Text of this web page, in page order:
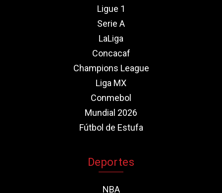
Ligue 1
Serie A
LaLiga
Concacaf
Champions League
Liga MX
Conmebol
Mundial 2026
Fútbol de Estufa
Deportes
NBA